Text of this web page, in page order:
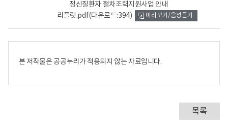
정신질환자 절차조력지원사업 안내
리플릿.pdf(다운로드:394) 미리보기/음성듣기
본 저작물은 공공누리가 적용되지 않는 자료입니다.
목록